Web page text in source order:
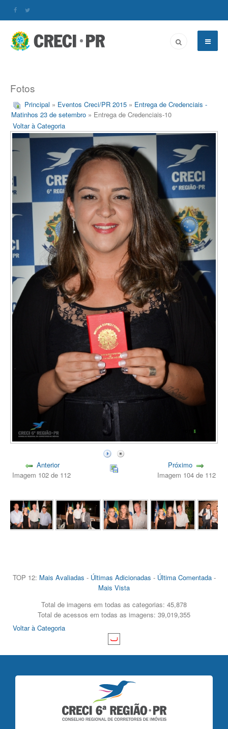
Fotos
Principal » Eventos Creci/PR 2015 » Entrega de Credenciais -
Matinhos 23 de setembro » Entrega de Credenciais-10
Voltar à Categoria
Anterior
Imagem 102 de 112
Próximo
Imagem 104 de 112
TOP 12: Mais Avaliadas - Últimas Adicionadas - Última Comentada-
Mais Vista
Total de imagens em todas as categorias: 45,878
Total de acessos em todas as imagens: 39,019,355
Voltar à Categoria